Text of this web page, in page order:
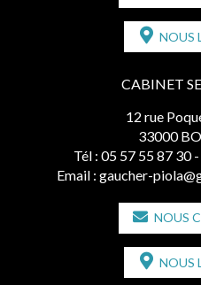
NOUS
CABINET
12 rue
33000
Tél : 05 57 55 87 30
Email : gaucher-
NOUS
NOUS